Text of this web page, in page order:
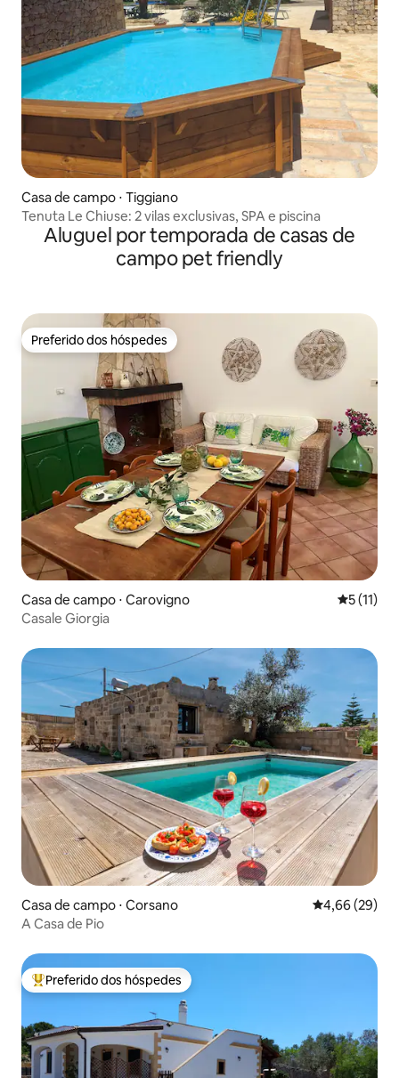
Casa de campo ⋅ Tiggiano
Tenuta Le Chiuse: 2 vilas exclusivas, SPA e piscina
Aluguel por temporada de casas de
campo pet friendly
Preferido dos hóspedes
Preferido dos hóspedes
Casa de campo ⋅ Carovigno 5 de uma
5 (11)
Casale Giorgia
Casa de campo ⋅ Corsano 4,66 de uma
4,66 (29)
A Casa de Pio
Entre os melhores preferidos dos hóspedes
Preferido dos hóspedes